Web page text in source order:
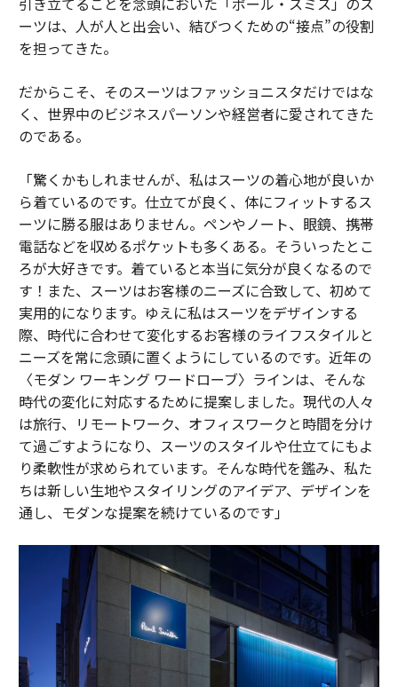
ーツは、人が人と出会い、結びつくための“接点”の役割
を担ってきた。
だからこそ、そのスーツはファッショニスタだけではな
く、世界中のビジネスパーソンや経営者に愛されてきた
のである。
「驚くかもしれませんが、私はスーツの着心地が良いか
ら着ているのです。仕立てが良く、体にフィットするス
ーツに勝る服はありません。ペンやノート、眼鏡、携帯
電話などを収めるポケットも多くある。そういったとこ
ろが大好きです。着ていると本当に気分が良くなるので
す！また、スーツはお客様のニーズに合致して、初めて
実用的になります。ゆえに私はスーツをデザインする
際、時代に合わせて変化するお客様のライフスタイルと
ニーズを常に念頭に置くようにしているのです。近年の
〈モダン ワーキング ワードローブ〉ラインは、そんな
時代の変化に対応するために提案しました。現代の人々
は旅行、リモートワーク、オフィスワークと時間を分け
て過ごすようになり、スーツのスタイルや仕立てにもよ
り柔軟性が求められています。そんな時代を鑑み、私た
ちは新しい生地やスタイリングのアイデア、デザインを
通し、モダンな提案を続けているのです」